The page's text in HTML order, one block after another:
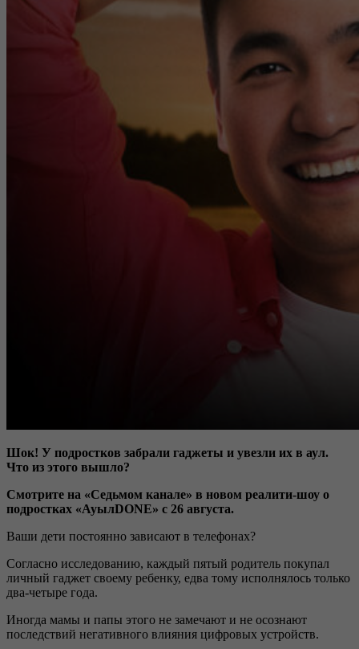
Шок! У подростков забрали гаджеты и увезли их в аул.
Что из этого вышло?
Смотрите на «Седьмом канале» в новом реалити-шоу о
подростках «АуылDONE» с 26 августа.
Ваши дети постоянно зависают в телефонах?
Согласно исследованию, каждый пятый родитель покупал
личный гаджет своему ребенку, едва тому исполнялось только
два-четыре года.
Иногда мамы и папы этого не замечают и не осознают
последствий негативного влияния цифровых устройств.